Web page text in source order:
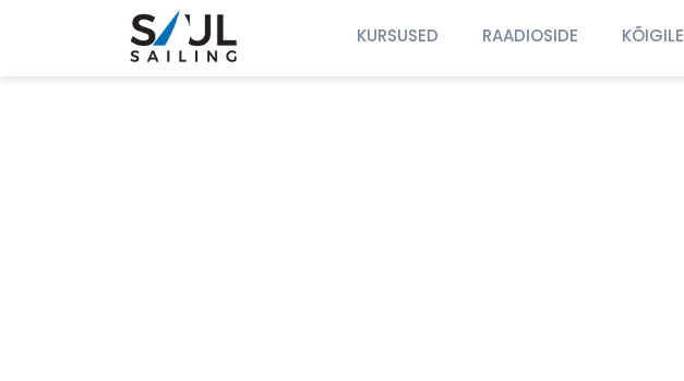
KURSUSED RAADIOSIDE KÕIGILE